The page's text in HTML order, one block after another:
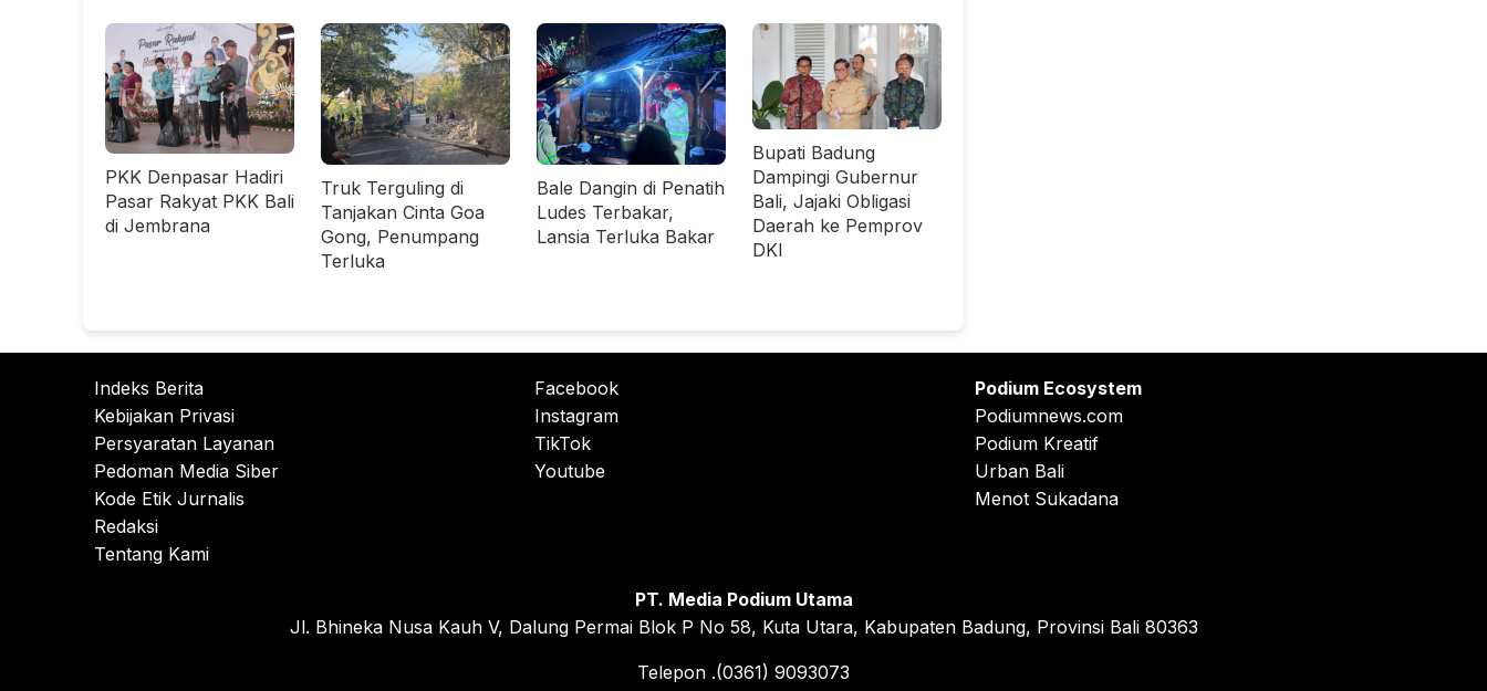
PKK Denpasar Hadiri
Pasar Rakyat PKK Bali
di Jembrana
Truk Terguling di
Tanjakan Cinta Goa
Gong, Penumpang
Terluka
Bale Dangin di Penatih
Ludes Terbakar,
Lansia Terluka Bakar
Bupati Badung
Dampingi Gubernur
Bali, Jajaki Obligasi
Daerah ke Pemprov
DKI
Indeks Berita
Kebijakan Privasi
Persyaratan Layanan
Pedoman Media Siber
Kode Etik Jurnalis
Redaksi
Tentang Kami
Facebook
Instagram
TikTok
Youtube
Podium Ecosystem
Podiumnews.com
Podium Kreatif
Urban Bali
Menot Sukadana
PT. Media Podium Utama
Jl. Bhineka Nusa Kauh V, Dalung Permai Blok P No 58, Kuta Utara, Kabupaten Badung, Provinsi Bali 80363
Telepon .(0361) 9093073